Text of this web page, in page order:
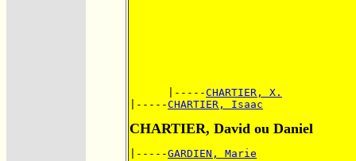
      |-----
CHARTIER, X.
|-----CHARTIER, Isaac
CHARTIER, David ou Daniel
|-----GARDIEN, Marie